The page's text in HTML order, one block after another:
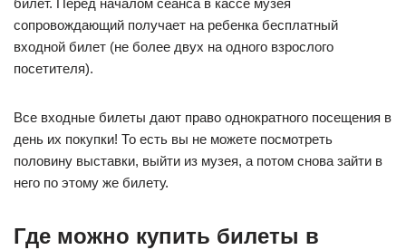
билет. Перед началом сеанса в кассе музея
сопровождающий получает на ребенка бесплатный
входной билет (не более двух на одного взрослого
посетителя).
Все входные билеты дают право однократного посещения в
день их покупки! То есть вы не можете посмотреть
половину выставки, выйти из музея, а потом снова зайти в
него по этому же билету.
Где можно купить билеты в